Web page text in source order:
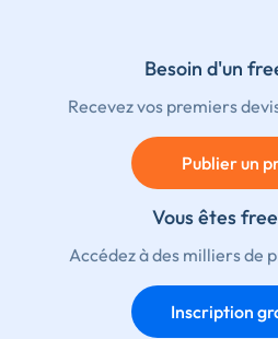
Besoin d'un
Recevez vos premiers
Publier un
Vous êtes
Accédez à des milliers de
Inscription